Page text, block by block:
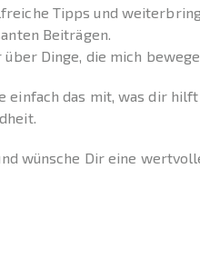
Tipps und
Beiträgen.
Dinge, die mich
einfach das mit, was dir hilft
wünsche Dir eine